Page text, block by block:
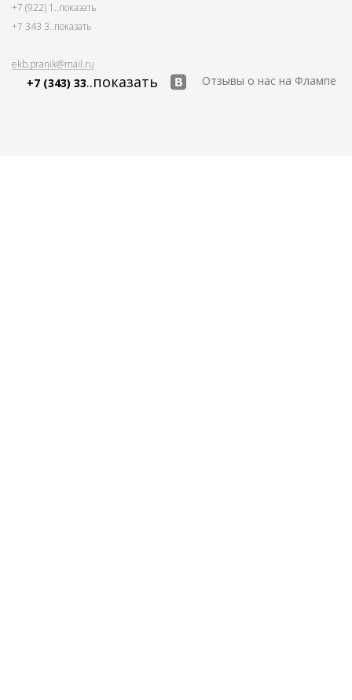
+7 (922) 1 ..показать
+7 343 3..показать
ekb.pranik@mail.ru
+7 (343) 33..показать Отзывы о нас на Флампе